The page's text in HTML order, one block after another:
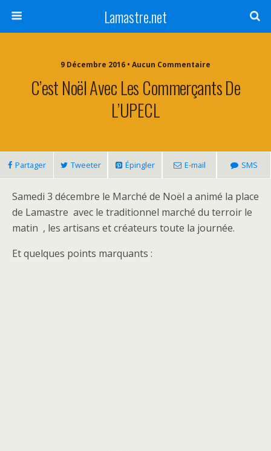
Lamastre.net
9 Décembre 2016 • Aucun Commentaire
C’est Noël Avec Les Commerçants De
L’UPECL
Partager Tweeter Épingler E-mail SMS
Samedi 3 décembre le Marché de Noël a animé la place
de Lamastre avec le traditionnel marché du terroir le
matin , les artisans et créateurs toute la journée.
Et quelques points marquants :